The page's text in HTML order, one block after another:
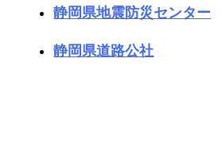
静岡県地震防災センター
静岡県道路公社